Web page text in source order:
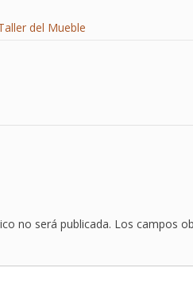
del Mueble
no será publicada. Los campos